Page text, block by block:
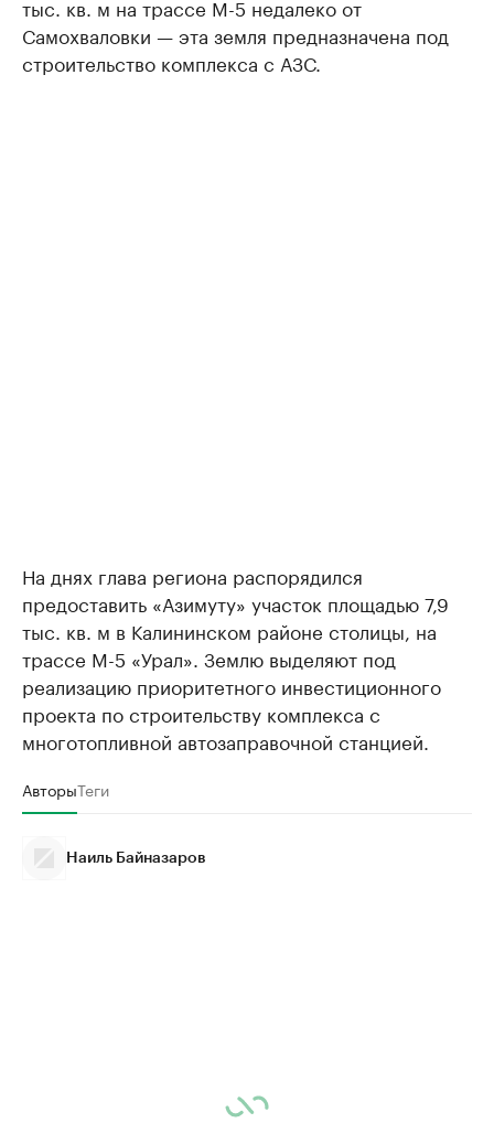
тыс. кв. м на трассе М-5 недалеко от
Самохваловки — эта земля предназначена под
строительство комплекса с АЗС.
На днях глава региона распорядился
предоставить «Азимуту» участок площадью 7,9
тыс. кв. м в Калининском районе столицы, на
трассе М-5 «Урал». Землю выделяют под
реализацию приоритетного инвестиционного
проекта по строительству комплекса с
многотопливной автозаправочной станцией.
АвторыТеги
Наиль Байназаров